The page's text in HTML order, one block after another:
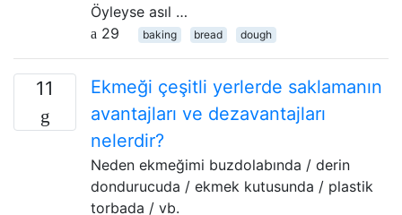
Öyleyse asıl …
29
baking bread dough
11
Ekmeği çeşitli yerlerde saklamanın
avantajları ve dezavantajları
nelerdir?
Neden ekmeğimi buzdolabında / derin
dondurucuda / ekmek kutusunda / plastik
torbada / vb.